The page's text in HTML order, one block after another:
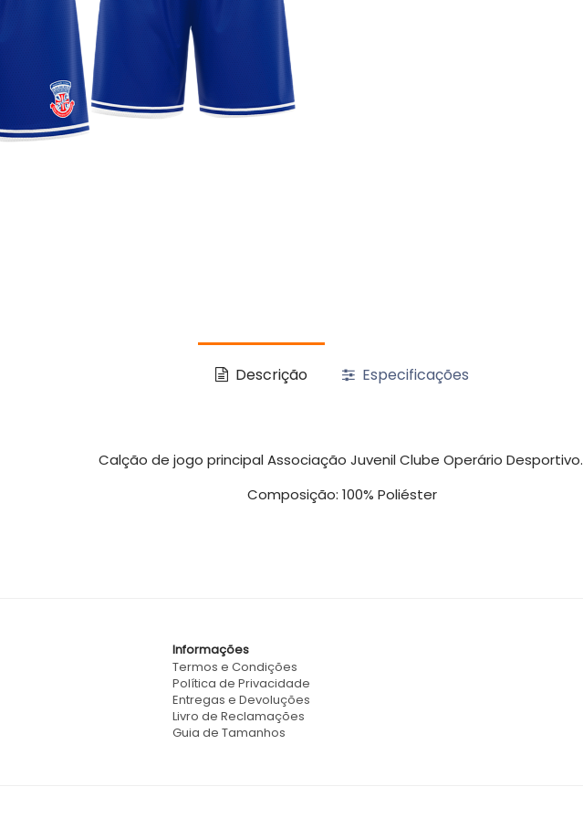
Descrição Especificações
Calção de jogo principal Associação Juvenil Clube Operário Desportivo.
Composição: 100% Poliéster
Informações
Termos e Condições
Política de Privacidade
Entregas e Devoluções
Livro de Reclamações
Guia de Tamanhos